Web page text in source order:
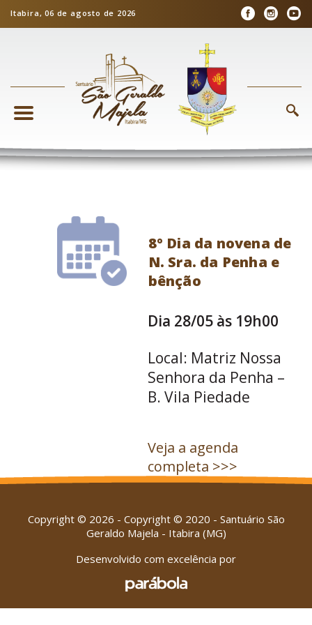
Itabira, 06 de agosto de 2026
8º Dia da novena de
N. Sra. da Penha e
bênção
Dia 28/05 às 19h00
Local: Matriz Nossa
Senhora da Penha –
B. Vila Piedade
Veja a agenda
completa >>>
Copyright © 2026 - Copyright © 2020 - Santuário São
Geraldo Majela - Itabira (MG)
Desenvolvido com excelência por